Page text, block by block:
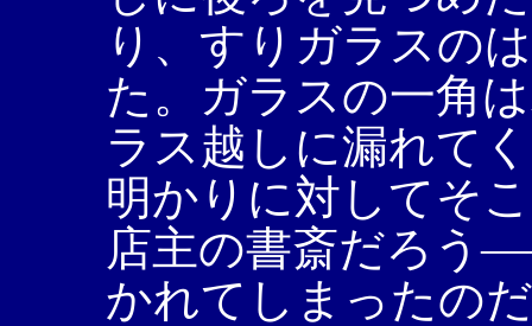
り、すりガラスの
た。ガラスの一角
ラス越しに漏れて
明かりに対してそ
店主の書斎だろう
かれてしまったの